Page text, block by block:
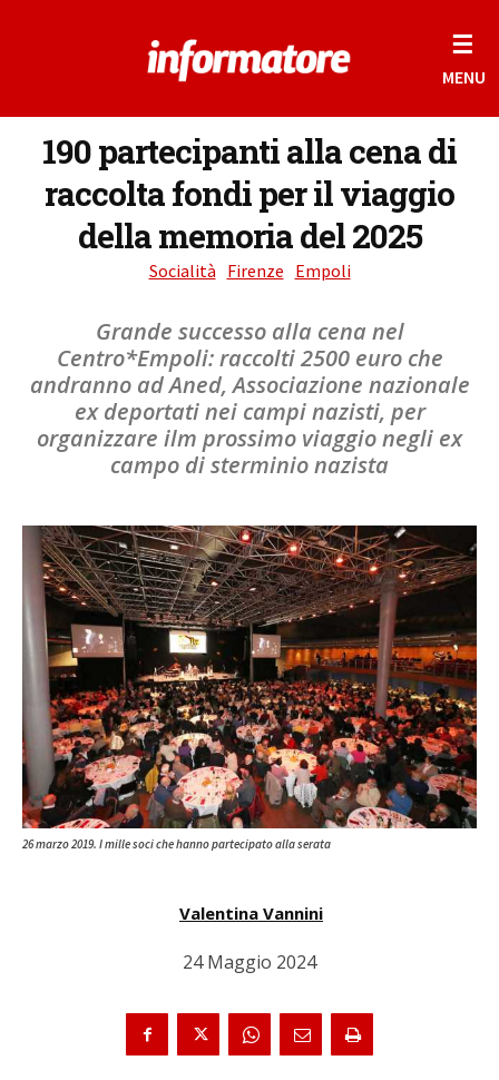
☰
MENU
190 partecipanti alla cena di
raccolta fondi per il viaggio
della memoria del 2025
Socialità Firenze Empoli
Grande successo alla cena nel
Centro*Empoli: raccolti 2500 euro che
andranno ad Aned, Associazione nazionale
ex deportati nei campi nazisti, per
organizzare ilm prossimo viaggio negli ex
campo di sterminio nazista
26 marzo 2019. I mille soci che hanno partecipato alla serata
Valentina Vannini
24 Maggio 2024